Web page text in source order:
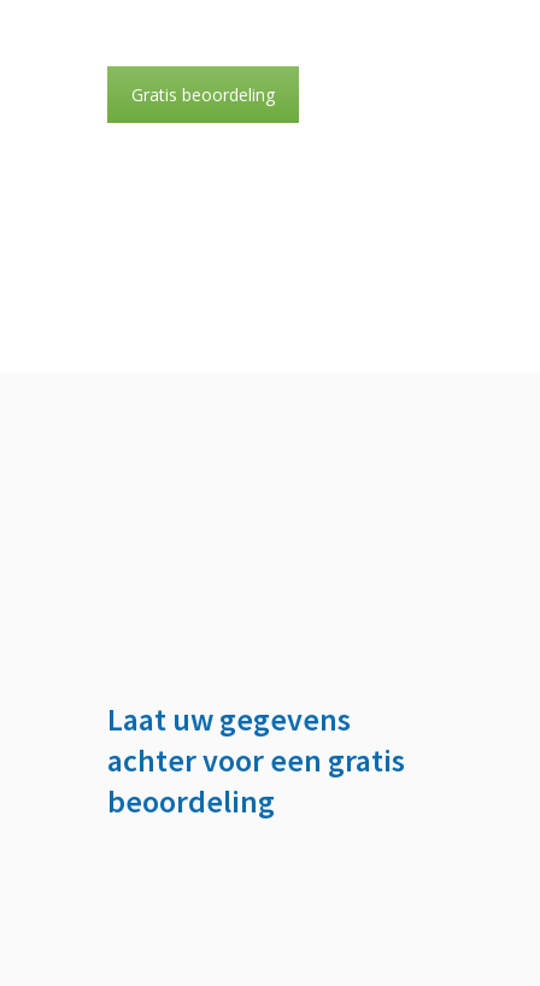
Gratis beoordeling
Laat uw gegevens
achter voor een gratis
beoordeling